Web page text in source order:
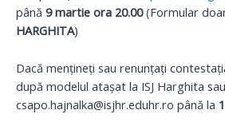
până 9 martie ora 20.00(Formular
HARGHITA)
Dacă mențineți sau renunțați
după modelul atașat la ISJ Harghita
csapo.hajnalka@isjhr.eduhr.ro până la